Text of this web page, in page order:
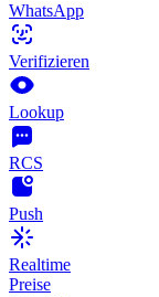
WhatsApp
Verifizieren
Lookup
RCS
Push
Realtime
Preise